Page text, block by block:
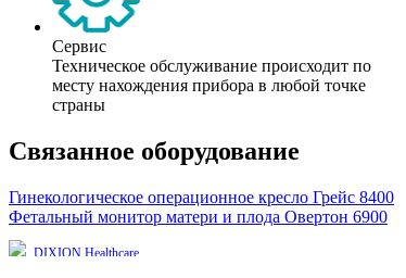
Сервис
Техническое обслуживание происходит по
месту нахождения прибора в любой точке
страны
Связанное оборудование
Гинекологическое операционное кресло Грейс 8400
Фетальный монитор матери и плода Овертон 6900
DIXION Healthcare